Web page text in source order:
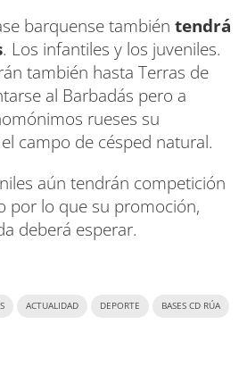
barquense también tendrá
. Los infantiles y los juveniles.
también hasta Terras de
al Barbadás pero a
rueses su
campo de césped natural.
aún tendrán competición
por lo que su promoción,
deberá esperar.
ACTUALIDAD DEPORTE BASES CD RÚA